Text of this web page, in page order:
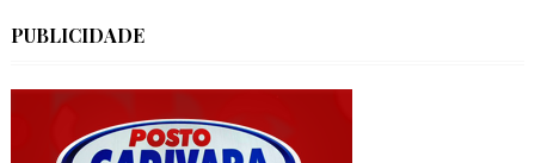
PUBLICIDADE